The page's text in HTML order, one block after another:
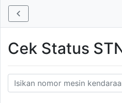
Cek Status